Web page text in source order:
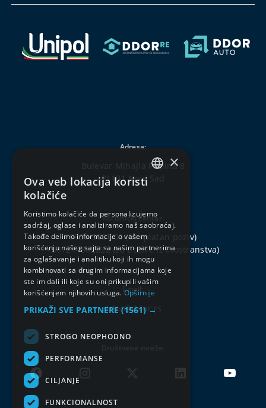
Adresa:
Bulevar Mihajla Pupina 8
21101 Novi Sad
Korisnički centar:
0800 303 301(besplatan poziv)
+381214802222(za pozive iz inostranstva)
Email:
ddor@ddor.rs
×
Ova veb lokacija koristi
kolačiće
Koristimo kolačiće da personalizujemo
sadržaj, oglase i analiziramo naš saobraćaj.
Takođe delimo informacije o vašem
korišćenju našeg sajta sa našim partnerima
za oglašavanje i analitiku koji ih mogu
kombinovati sa drugim informacijama koje
ste im dali ili koje su oni prikupili vašim
korišćenjem njihovih usluga. Opširnije
PRIKAŽI SVE PARTNERE (1561) →
STROGO NEOPHODNO
PERFORMANSE
CILJANJE
FUNKCIONALNOST